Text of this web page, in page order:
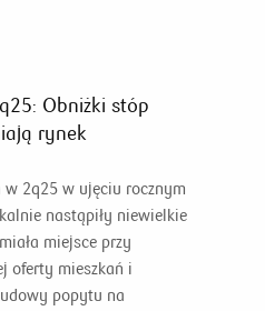
Obniżki stóp
rynek
w 2q25 w ujęciu rocznym
nastąpiły niewielkie
miejsce przy
oferty mieszkań i
popytu na